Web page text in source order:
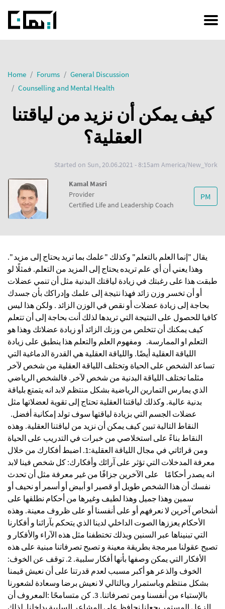
content
Home Forums
General Discussion
Counselling and Mental Health
كيف يمكن أن نزيد من لياقتنا
العقلية؟
Started on Sun, 20.06.2021 - 8:15am America/New_York
Kamal Masri
Provider
Certified Life and Leadership Coach
PM
يقال "إنما العلم بالتعلم" وكذلك "علمك بما تريد يحتاج إلى مزيد ".
‏وهذا يعني أن أي علم تريده يحتاج إلى المزيد من التعلم. فمثلًا لو
طبقت هذا على رغبتك في زيادة لياقتك البدنية مثل أن تنمي عضلات
أو أن تخسر وزن زائد فهذا نتيجة إلى علمك وإدراكك بأن جسدك
بحاجة إلى زيادة عضلات أو نقص في الوزن الزائد . ولكن هذا ليس
كافيا للحصول على النتيجة التي تريدها لذلك ‏أنت بحاجة إلى أن تتعلم
كيف يمكنك أن تتخلص من وزنك الزائد أو زيادة عضلاتك وهذا هو
التعلم او الممارسة. ومفهوم العلم والتعلم هذا ينطبق على زيادة
اللياقة العقلية أيضًا. واللياقة العقلية هي القدرة الدماغية التي
تساعد الشخص على الحياة وتختلف اللياقة العقلية من شخص لآخر
مثلما تختلف اللياقة البدنية من شخص لآخر. فالشخص الرياضي
الذي يمارس التمارين الرياضية بشكل منتظم لابد انه يتمتع بلياقة
بدنية عالية. وكذلك لياقتنا العقلية تحتاج إلى تقوية‏ لعضلاتها مثل
عضلات الجسم التي بزيادة لياقتها سوف تولد إمكانية أفضل.
النقاط التالية تبين كيف يمكن أن نزيد من لياقتنا العقلية. وهذه
النقاط بناءً على استخلاصي من خبرات في التدريب على الحياة
ومن قرائاتي في مجال اللياقة العقلية:1. ‏‏اضبط أفكارك من خلال
معرفة المدخلات ‏التي تؤثر على‏ ‏آرائك وأفكارك: كل شخص فينا لابد
انه يصدر أحكامًا على الآخرين جزافًا من غير معرفة مثل أن تحدث
نفسك أن هذا الشخص طويل أو قصير او أبيض أو أسمر أو نحيف أو
سمين وهذا جميل وهذا لطيف وغيرها من أحكام نطلقها على
أشخاص آخرين لا نعرفهم أو على أنفسنا أو على ظروف معينة.‏ وهذه
الأحكام يعززها الصوت الداخلي لدينا الذي يتحكم بآرائنا و أفكارنا
التي‏ تبنيناها عبر السنين ‏وبذلك تختطفنا مثل هذه الآراء والأفكار و
تصبح ‏عقولنا مبرمجة بطريقة معينة و تصبح تصرفاتنا مبنية على هذه
الأفكار التي يمكن وصفها بأنها أفكار سلبية. 2. ‏توقف عن الخوف:
‏الخوف والذعر هو أكبر مسبب لعدم قدرتنا على أن نعيش قيمنا
بشكل منتظم وباستمرار وبالتالي لا نعيش برضا وسعادة لشعورنا
بالإستياء من أنفسنا ومن تصرفاتنا. 3. ‏كن متسامحًا :‏المعروف أن
الزعل المستمر يجعلنا نحافظ على المشاعر السلبية بداخلنا. لذلك